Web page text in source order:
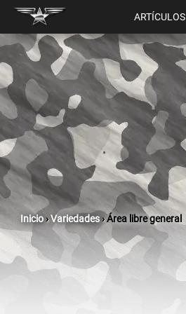
ARTÍCULOS
Inicio›Variedades›Área libre general